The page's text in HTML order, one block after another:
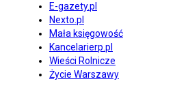
E-gazety.pl
Nexto.pl
Mała księgowość
Kancelarierp.pl
Wieści Rolnicze
Życie Warszawy